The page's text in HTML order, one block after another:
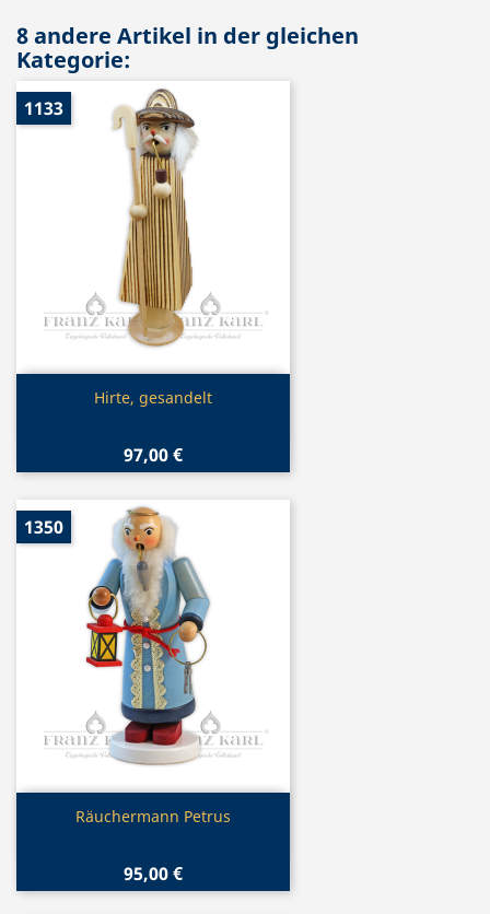
8 andere Artikel in der gleichen
Kategorie:
Vorschau
Hirte, gesandelt
97,00 €
1133
Vorschau
Räuchermann Petrus
95,00 €
1350